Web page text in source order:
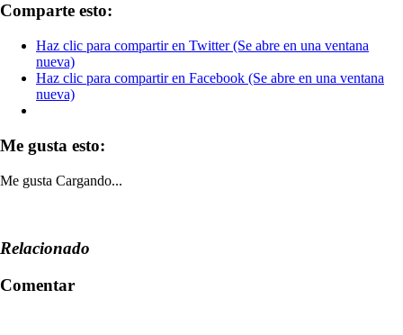
Comparte esto:
Haz clic para compartir en Twitter (Se abre en una ventana
nueva)
Haz clic para compartir en Facebook (Se abre en una ventana
nueva)
Me gusta esto:
Me gusta Cargando...
Relacionado
Comentar